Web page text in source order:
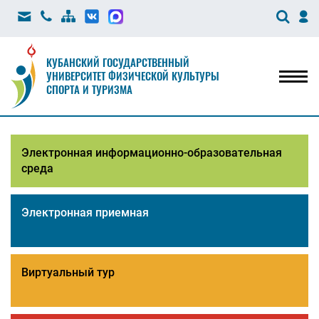
КУБАНСКИЙ ГОСУДАРСТВЕННЫЙ
УНИВЕРСИТЕТ ФИЗИЧЕСКОЙ КУЛЬТУРЫ
СПОРТА И ТУРИЗМА
Электронная информационно-образовательная
среда
Электронная приемная
Виртуальный тур